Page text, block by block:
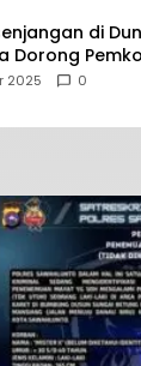
di
Dorong
Perempuan
2025 0